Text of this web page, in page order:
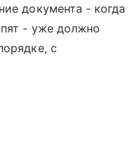
документа - когда
- уже должно
с